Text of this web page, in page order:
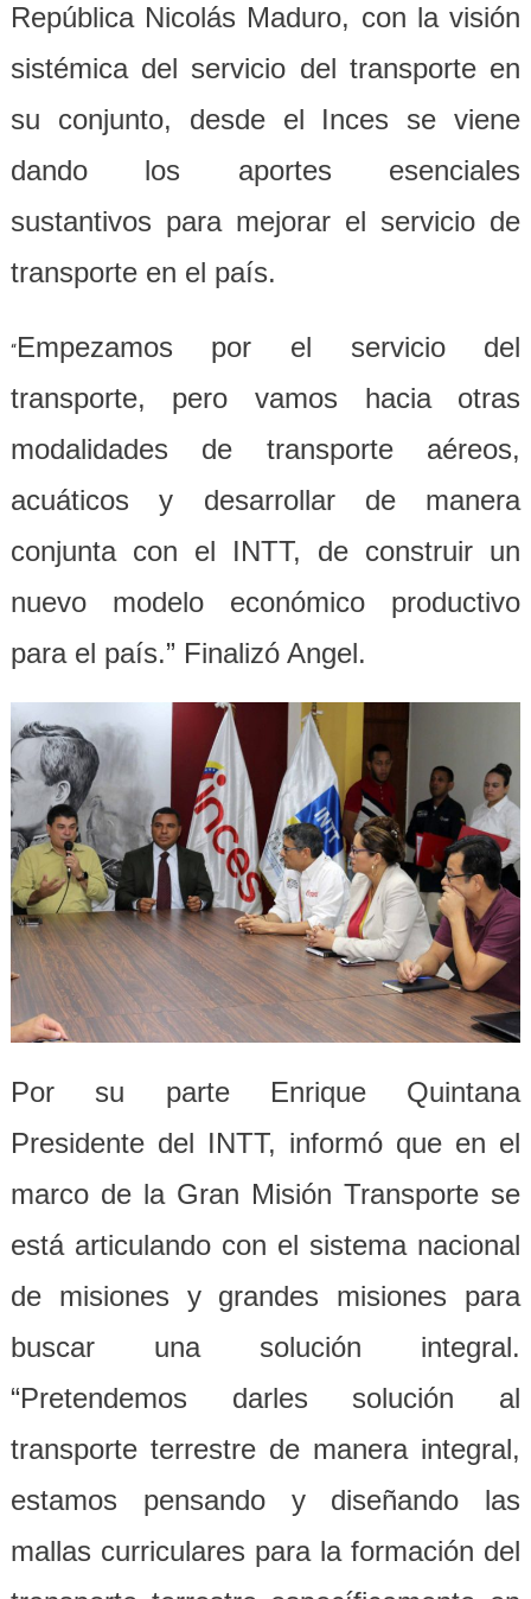
República Nicolás Maduro, con la visión
sistémica del servicio del transporte en
su conjunto, desde el Inces se viene
dando los aportes esenciales
sustantivos para mejorar el servicio de
transporte en el país.
“Empezamos por el servicio del
transporte, pero vamos hacia otras
modalidades de transporte aéreos,
acuáticos y desarrollar de manera
conjunta con el INTT, de construir un
nuevo modelo económico productivo
para el país.” Finalizó Angel.
Por su parte Enrique Quintana
Presidente del INTT, informó que en el
marco de la Gran Misión Transporte se
está articulando con el sistema nacional
de misiones y grandes misiones para
buscar una solución integral.
“Pretendemos darles solución al
transporte terrestre de manera integral,
estamos pensando y diseñando las
mallas curriculares para la formación del